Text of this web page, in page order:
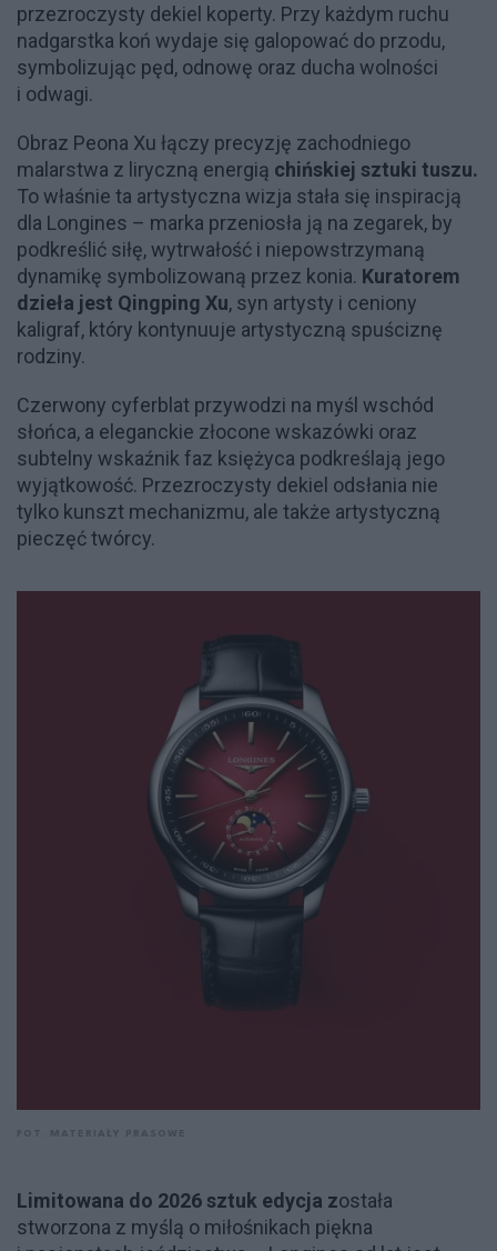
przezroczysty dekiel koperty. Przy każdym ruchu
nadgarstka koń wydaje się galopować do przodu,
symbolizując pęd, odnowę oraz ducha wolności
i odwagi.
Obraz Peona Xu łączy precyzję zachodniego
malarstwa z liryczną energią chińskiej sztuki tuszu.
To właśnie ta artystyczna wizja stała się inspiracją
dla Longines – marka przeniosła ją na zegarek, by
podkreślić siłę, wytrwałość i niepowstrzymaną
dynamikę symbolizowaną przez konia. Kuratorem
dzieła jest Qingping Xu, syn artysty i ceniony
kaligraf, który kontynuuje artystyczną spuściznę
rodziny.
Czerwony cyferblat przywodzi na myśl wschód
słońca, a eleganckie złocone wskazówki oraz
subtelny wskaźnik faz księżyca podkreślają jego
wyjątkowość. Przezroczysty dekiel odsłania nie
tylko kunszt mechanizmu, ale także artystyczną
pieczęć twórcy.
Limitowana do 2026 sztuk edycja została
stworzona z myślą o miłośnikach piękna